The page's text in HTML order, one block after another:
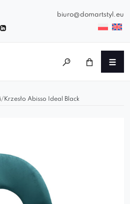
biuro@domartstyl.eu
/ Krzesło Abisso Ideal Black